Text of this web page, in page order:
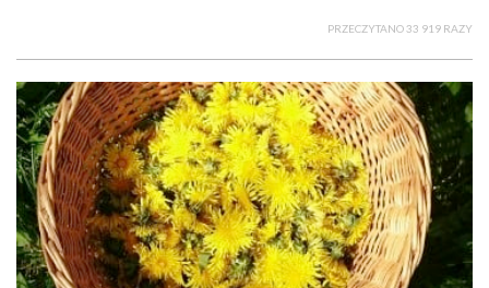
PRZECZYTANO 33 919 RAZY